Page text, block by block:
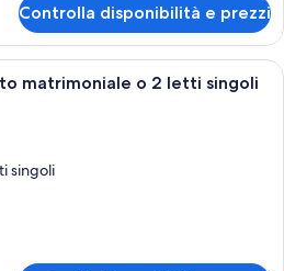
Controlla disponibilità e prezzi
Una camera d'albergo con un letto,
matrimoniale o 2 letti singoli
singoli